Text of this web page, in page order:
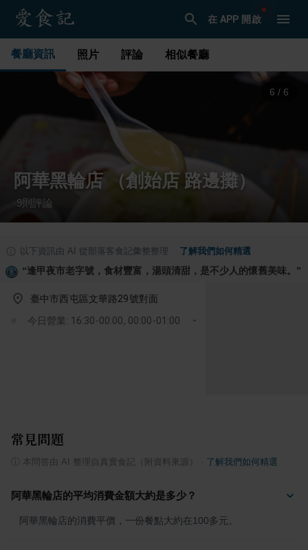
在 APP 開啟
餐廳資訊 照片 評論 相似餐廳
1 / 6
阿華黑輪店 （創始店 路邊攤）
· 9則評論
以下資訊由 AI 從部落客食記彙整整理 了解我們如何精選
“逢甲夜市老字號，食材豐富，湯頭清甜，是不少人的懷舊美味。 ”
臺中市西屯區文華路29號對面
今日營業: 16:30-00:00, 00:00-01:00
常見問題
本問答由 AI 整理自真實食記（附資料來源） 了解我們如何精選
阿華黑輪店的平均消費金額大約是多少？
阿華黑輪店的消費平價，一份餐點大約在100多元。